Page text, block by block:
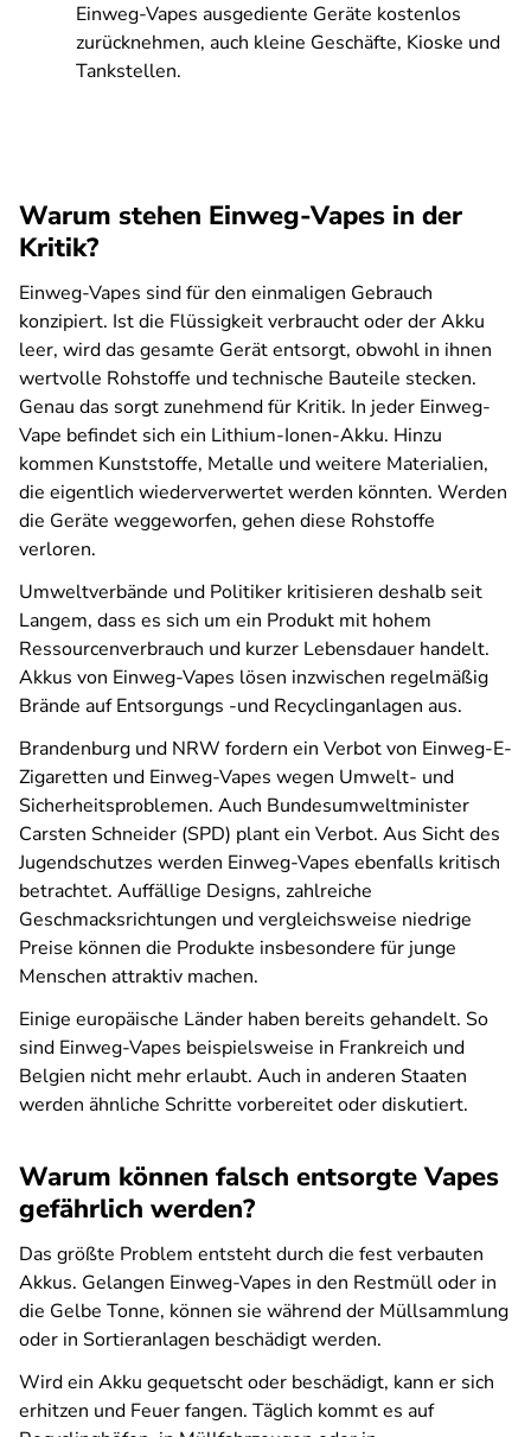
Einweg-Vapes ausgediente Geräte kostenlos
zurücknehmen, auch kleine Geschäfte, Kioske und
Tankstellen.
Warum stehen Einweg-Vapes in der
Kritik?
Einweg-Vapes sind für den einmaligen Gebrauch
konzipiert. Ist die Flüssigkeit verbraucht oder der Akku
leer, wird das gesamte Gerät entsorgt, obwohl in ihnen
wertvolle Rohstoffe und technische Bauteile stecken.
Genau das sorgt zunehmend für Kritik. In jeder Einweg-
Vape befindet sich ein Lithium-Ionen-Akku. Hinzu
kommen Kunststoffe, Metalle und weitere Materialien,
die eigentlich wiederverwertet werden könnten. Werden
die Geräte weggeworfen, gehen diese Rohstoffe
verloren.
Umweltverbände und Politiker kritisieren deshalb seit
Langem, dass es sich um ein Produkt mit hohem
Ressourcenverbrauch und kurzer Lebensdauer handelt.
Akkus von Einweg-Vapes lösen inzwischen regelmäßig
Brände auf Entsorgungs -und Recyclinganlagen aus.
Brandenburg und NRW fordern ein Verbot von Einweg-E-
Zigaretten und Einweg-Vapes wegen Umwelt- und
Sicherheitsproblemen. Auch Bundesumweltminister
Carsten Schneider (SPD) plant ein Verbot. Aus Sicht des
Jugendschutzes werden Einweg-Vapes ebenfalls kritisch
betrachtet. Auffällige Designs, zahlreiche
Geschmacksrichtungen und vergleichsweise niedrige
Preise können die Produkte insbesondere für junge
Menschen attraktiv machen.
Einige europäische Länder haben bereits gehandelt. So
sind Einweg-Vapes beispielsweise in Frankreich und
Belgien nicht mehr erlaubt. Auch in anderen Staaten
werden ähnliche Schritte vorbereitet oder diskutiert.
Warum können falsch entsorgte Vapes
gefährlich werden?
Das größte Problem entsteht durch die fest verbauten
Akkus. Gelangen Einweg-Vapes in den Restmüll oder in
die Gelbe Tonne, können sie während der Müllsammlung
oder in Sortieranlagen beschädigt werden.
Wird ein Akku gequetscht oder beschädigt, kann er sich
erhitzen und Feuer fangen. Täglich kommt es auf